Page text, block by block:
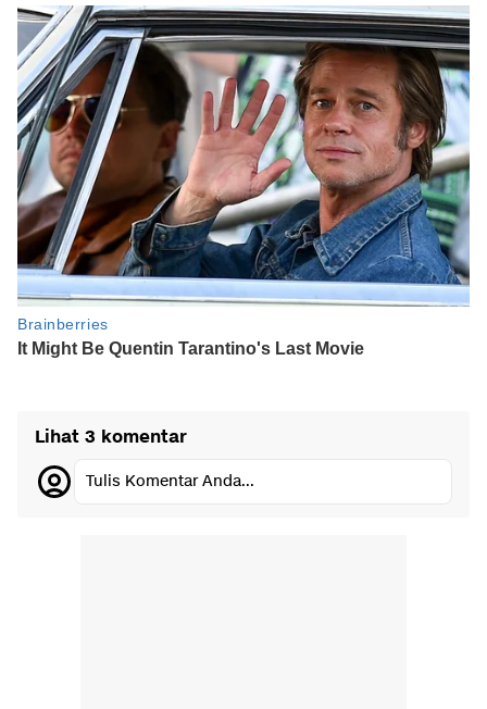
Lihat 3 komentar
Tulis Komentar Anda...